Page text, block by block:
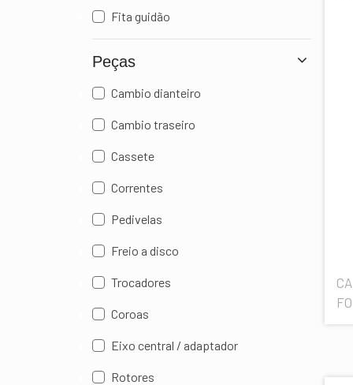
Fita guidão
Peças
Cambio dianteiro
Cambio traseiro
Cassete
Correntes
Pedivelas
Freio a disco
Trocadores
Coroas
Eixo central / adaptador
Rotores